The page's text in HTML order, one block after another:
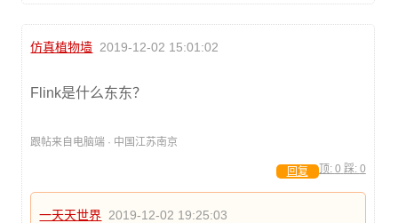
仿真植物墙 2019-12-02 15:01:02
Flink是什么东东？
跟帖来自电脑端 · 中国江苏南京
顶: 0 踩: 0
回复
一天天世界 2019-12-02 19:25:03